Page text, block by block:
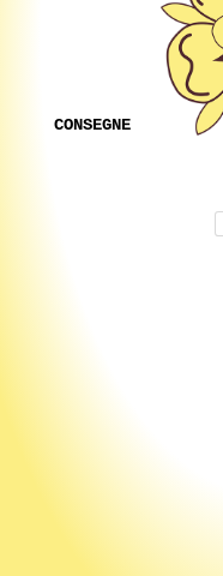
CONSEGNE